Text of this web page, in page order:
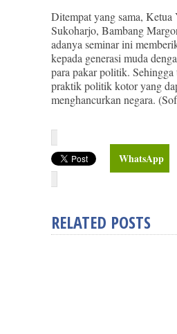
Ditempat yang sama, Ketua
Sukoharjo, Bambang
adanya seminar ini
kepada generasi muda
para pakar politik. Sehingga
praktik politik kotor yang
menghancurkan negara.
WhatsApp
RELATED POSTS